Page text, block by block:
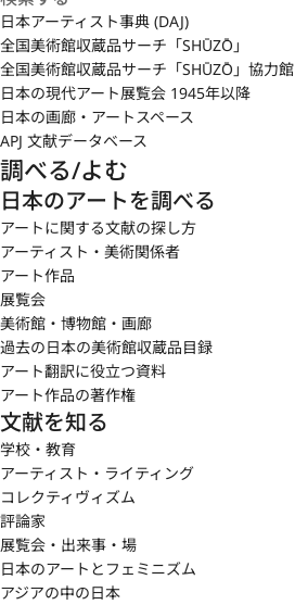
日本アーティスト事典 (DAJ)
全国美術館収蔵品サーチ「SHŪZŌ」
全国美術館収蔵品サーチ「SHŪZŌ」協力館
日本の現代アート展覧会 1945年以降
日本の画廊・アートスペース
APJ 文献データベース
調べる/よむ
日本のアートを調べる
アートに関する文献の探し方
アーティスト・美術関係者
アート作品
展覧会
美術館・博物館・画廊
過去の日本の美術館収蔵品目録
アート翻訳に役立つ資料
アート作品の著作権
文献を知る
学校・教育
アーティスト・ライティング
コレクティヴィズム
評論家
展覧会・出来事・場
日本のアートとフェミニズム
アジアの中の日本